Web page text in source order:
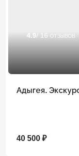
4.9 / 16 отзывов
Адыгея.
40 500 ₽